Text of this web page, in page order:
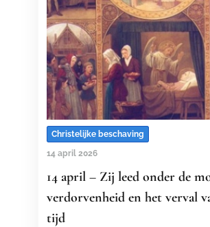
Christelijke beschaving
14 april 2026
14 april – Zij leed onder de
verdorvenheid en het verval
tijd